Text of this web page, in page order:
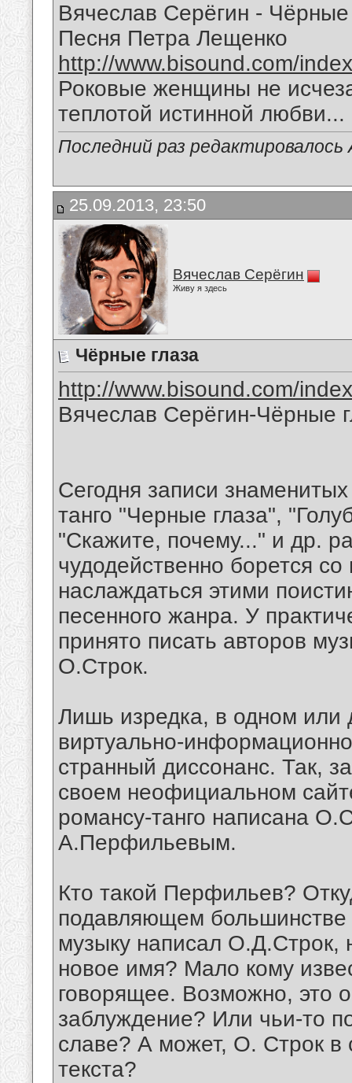
Вячеслав Серёгин - Чёрные
Песня Петра Лещенко
http://www.bisound.com/
Роковые женщины не
теплотой истинной любви...
Последний раз
25.09.2013, 23:50
Вячеслав Серёгин
Живу я здесь
Чёрные глаза
http://www.bisound.com/
Вячеслав Серёгин-Чёрные
Сегодня записи
танго "Черные глаза",
"Скажите, почему..." и др.
чудодейственно борется
наслаждаться этими
песенного жанра. У
принято писать авторов
О.Строк.
Лишь изредка, в одном или
виртуально-
странный диссонанс. Так,
своем неофициальном
романсу-танго написана
А.Перфильевым.
Кто такой Перфильев?
подавляющем большинстве
музыку написал О.Д.Строк,
новое имя? Мало кому
говорящее. Возможно, это
заблуждение? Или чьи-то
славе? А может, О. Строк в
текста?